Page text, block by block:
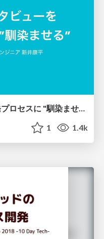
ユーザーインタビューを開発プロセスに "馴染ませる" / How to "fit" user interviews to development process
1 1.4k